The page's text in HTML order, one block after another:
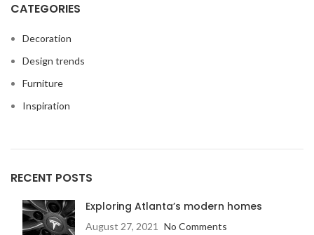
CATEGORIES
Decoration
Design trends
Furniture
Inspiration
RECENT POSTS
Exploring Atlanta’s modern homes
August 27, 2021 No Comments